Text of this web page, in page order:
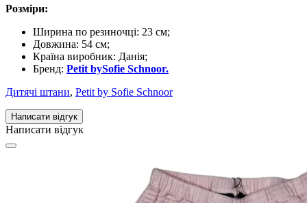
Розміри:
Ширина по резиночці: 23 см;
Довжина: 54 см;
Країна виробник: Данія;
Бренд: Petit bySofie Schnoor.
Дитячі штани, Petit by Sofie Schnoor
Написати відгук
Написати відгук